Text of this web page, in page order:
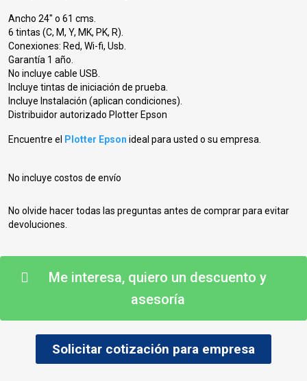
Ancho 24" o 61 cms.
6 tintas (C, M, Y, MK, PK, R).
Conexiones: Red, Wi-fi, Usb.
Garantía 1 año.
No incluye cable USB.
Incluye tintas de iniciación de prueba.
Incluye Instalación (aplican condiciones).
Distribuidor autorizado Plotter Epson
Encuentre el Plotter Epson ideal para usted o su empresa.
No incluye costos de envío
No olvide hacer todas las preguntas antes de comprar para evitar
devoluciones.
Me interesa, quiero un descuento y
asesoría
Solicitar cotización para empresa